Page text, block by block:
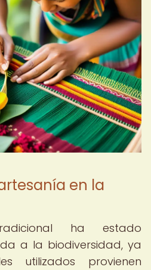
en la
ha estado
a la biodiversidad, ya
utilizados provienen